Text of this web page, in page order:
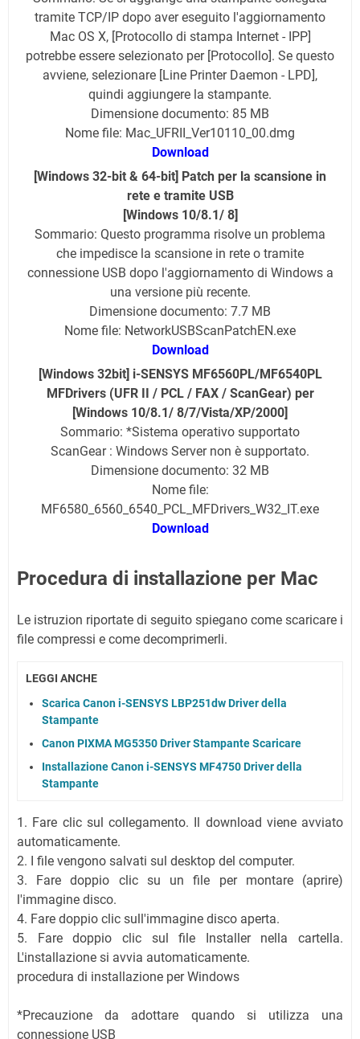
tramite TCP/IP dopo aver eseguito l'aggiornamento
Mac OS X, [Protocollo di stampa Internet - IPP]
potrebbe essere selezionato per [Protocollo]. Se questo
avviene, selezionare [Line Printer Daemon - LPD],
quindi aggiungere la stampante.
Dimensione documento: 85 MB
Nome file: Mac_UFRII_Ver10110_00.dmg
Download
[Windows 32-bit & 64-bit] Patch per la scansione in
rete e tramite USB
[Windows 10/8.1/ 8]
Sommario: Questo programma risolve un problema
che impedisce la scansione in rete o tramite
connessione USB dopo l'aggiornamento di Windows a
una versione più recente.
Dimensione documento: 7.7 MB
Nome file: NetworkUSBScanPatchEN.exe
Download
[Windows 32bit] i-SENSYS MF6560PL/MF6540PL
MFDrivers (UFR II / PCL / FAX / ScanGear) per
[Windows 10/8.1/ 8/7/Vista/XP/2000]
Sommario: *Sistema operativo supportato
ScanGear : Windows Server non è supportato.
Dimensione documento: 32 MB
Nome file:
MF6580_6560_6540_PCL_MFDrivers_W32_IT.exe
Download
Procedura di installazione per Mac
Le istruzion riportate di seguito spiegano come scaricare i
file compressi e come decomprimerli.
LEGGI ANCHE
Scarica Canon i-SENSYS LBP251dw Driver della
Stampante
Canon PIXMA MG5350 Driver Stampante Scaricare
Installazione Canon i-SENSYS MF4750 Driver della
Stampante
1. Fare clic sul collegamento. Il download viene avviato
automaticamente.
2. I file vengono salvati sul desktop del computer.
3. Fare doppio clic su un file per montare (aprire)
l'immagine disco.
4. Fare doppio clic sull'immagine disco aperta.
5. Fare doppio clic sul file Installer nella cartella.
L'installazione si avvia automaticamente.
procedura di installazione per Windows
*Precauzione da adottare quando si utilizza una
connessione USB